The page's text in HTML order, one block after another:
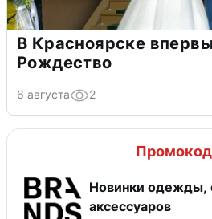
В Красноярске
Рождество
6 августа 2
Новинки одежды,
аксессуаров